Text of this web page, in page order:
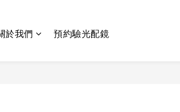
於我們 預約驗光配鏡